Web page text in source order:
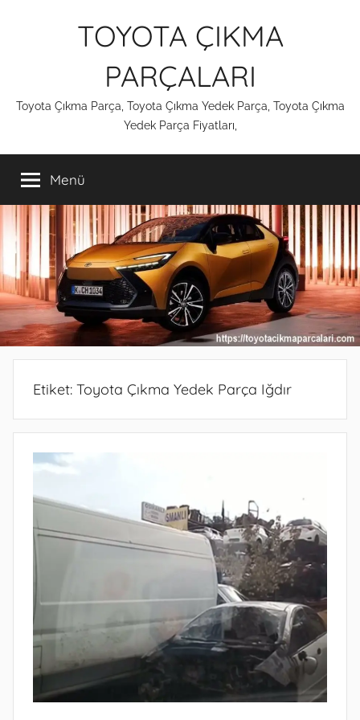
TOYOTA ÇIKMA
PARÇALARI
Toyota Çıkma Parça, Toyota Çıkma Yedek Parça, Toyota Çıkma
Yedek Parça Fiyatları,
Menü
Etiket: Toyota Çıkma Yedek Parça Iğdır